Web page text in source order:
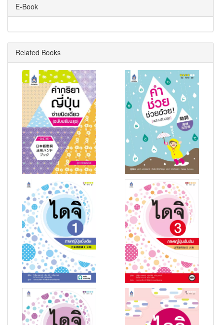
E-Book
Related Books